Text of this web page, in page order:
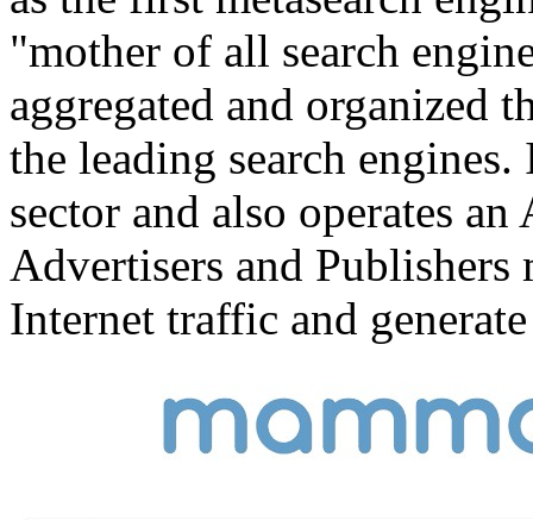
"mother of all search
aggregated and organized
the leading search
sector and also operates
Advertisers and Publishers
Internet traffic and